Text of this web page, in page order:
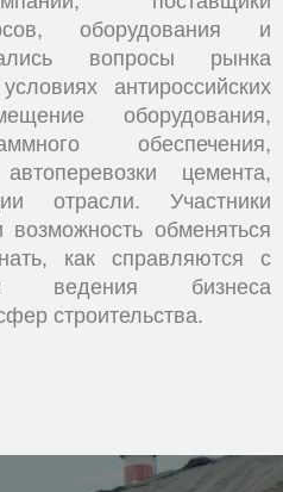
оборудования и
вопросы рынка
антироссийских
оборудования,
обеспечения,
цемента,
отрасли. Участники
обменяться
как справляются с
ведения бизнеса
строительства.